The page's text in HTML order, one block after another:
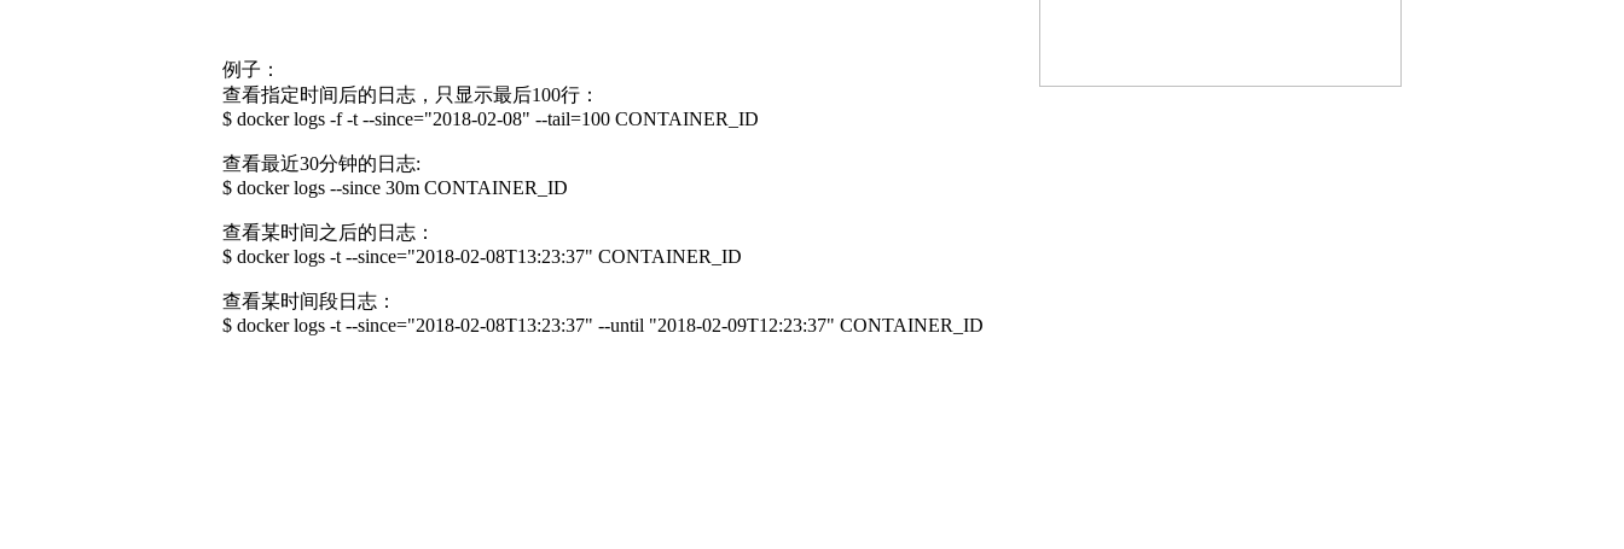
例子：
查看指定时间后的日志，只显示最后100行：
$ docker logs -f -t --since="2018-02-08" --tail=100 CONTAINER_ID
查看最近30分钟的日志:
$ docker logs --since 30m CONTAINER_ID
查看某时间之后的日志：
$ docker logs -t --since="2018-02-08T13:23:37" CONTAINER_ID
查看某时间段日志：
$ docker logs -t --since="2018-02-08T13:23:37" --until "2018-02-09T12:23:37" CONTAINER_ID